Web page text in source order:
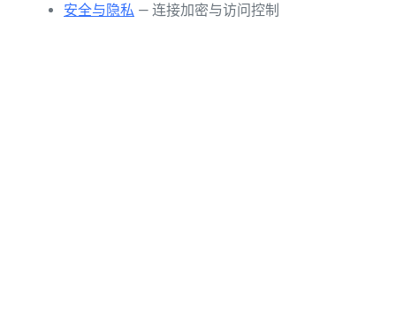
安全与隐私 — 连接加密与访问控制